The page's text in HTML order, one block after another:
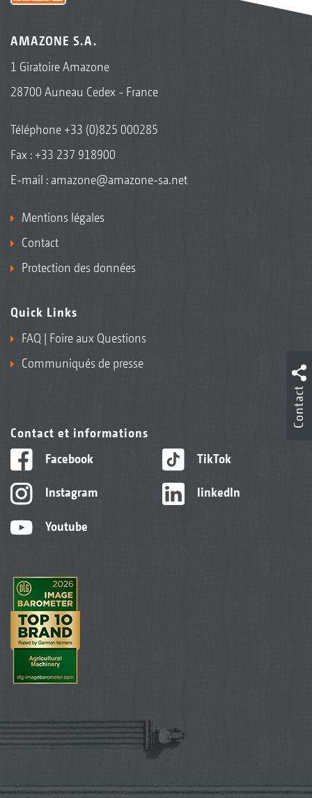
AMAZONE S.A.
1 Giratoire Amazone
28700 Auneau Cedex - France
Téléphone+33 (0)825 000285
Fax : +33 237 918900
E-mail : amazone@amazone-sa.net
Mentions légales
Contact
Protection des données
Quick Links
FAQ | Foire aux Questions
Communiqués de presse
Contact et informations
Facebook
Instagram
Youtube
TikTok
linkedIn
Contact